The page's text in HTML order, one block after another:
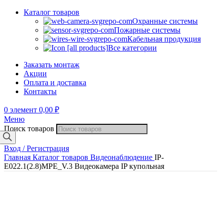
Каталог товаров
Охранные системы
Пожарные системы
Кабельная продукция
Все категории
Заказать монтаж
Акции
Оплата и доставка
Контакты
0 элемент 0,00 ₽
Меню
Поиск товаров
Вход / Регистрация
Главная Каталог товаров Видеонаблюдение IP-
E022.1(2.8)MPE_V.3 Видеокамера IP купольная